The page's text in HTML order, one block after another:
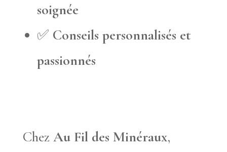
soignée
✅ Conseils personnalisés et
passionnés
Chez Au Fil des Minéraux,